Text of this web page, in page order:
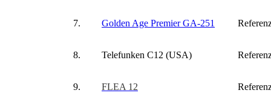
7. Golden Age Premier GA-251
8. Telefunken C12 (USA)
9. FLEA 12